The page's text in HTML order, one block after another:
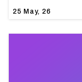
25 May, 26